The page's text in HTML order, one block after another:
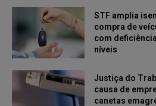
STF amplia
compra de
com
níveis
Justiça do
causa de
canetas